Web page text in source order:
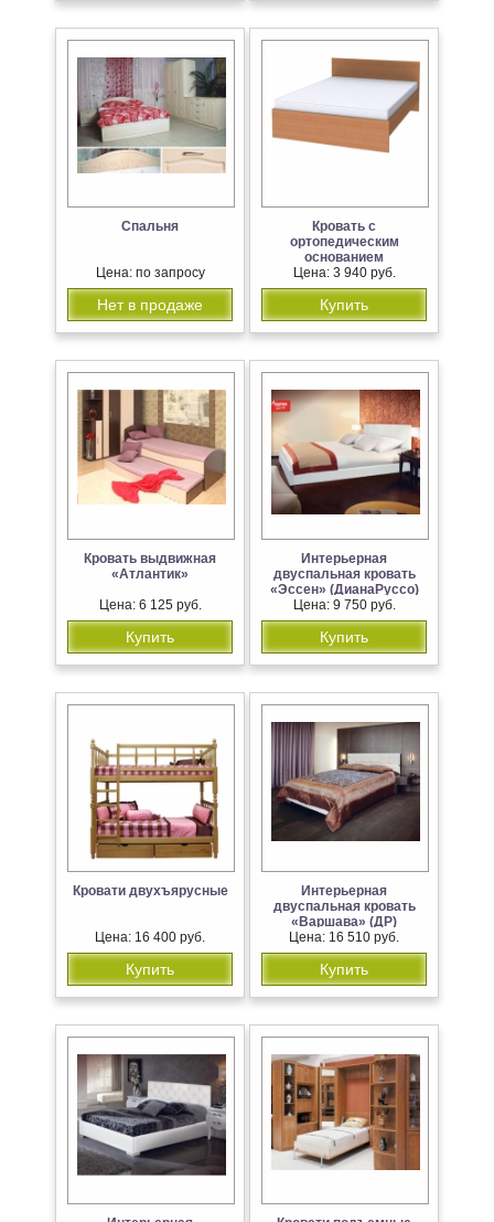
Спальня
Цена: по запросу
Нет в продаже
Кровать с
ортопедическим
основанием
800,900,1200,1400,1600,1800
мм (Гарун)
Цена: 3 940 руб.
Купить
Кровать выдвижная
«Атлантик»
Цена: 6 125 руб.
Купить
Интерьерная
двуспальная кровать
«Эссен» (ДианаРуссо)
СУПЕР ЦЕНА
Цена: 9 750 руб.
Купить
Кровати двухъярусные
Цена: 16 400 руб.
Купить
Интерьерная
двуспальная кровать
«Варшава» (ДР)
Цена: 16 510 руб.
Купить